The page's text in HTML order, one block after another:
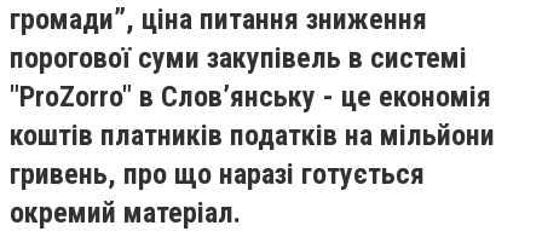
громади”, ціна питання зниження
порогової суми закупівель в системі
"ProZorro" в Слов’янську - це економія
коштів платників податків на мільйони
гривень, про що наразі готується
окремий матеріал.